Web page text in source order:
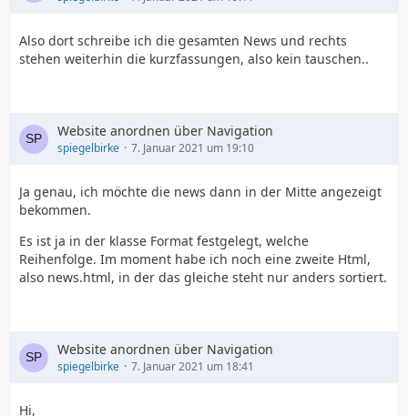
Also dort schreibe ich die gesamten News und rechts
stehen weiterhin die kurzfassungen, also kein tauschen..
Website anordnen über Navigation
spiegelbirke 7. Januar 2021 um 19:10
Ja genau, ich möchte die news dann in der Mitte angezeigt
bekommen.
Es ist ja in der klasse Format festgelegt, welche
Reihenfolge. Im moment habe ich noch eine zweite Html,
also news.html, in der das gleiche steht nur anders sortiert.
Website anordnen über Navigation
spiegelbirke 7. Januar 2021 um 18:41
Hi,